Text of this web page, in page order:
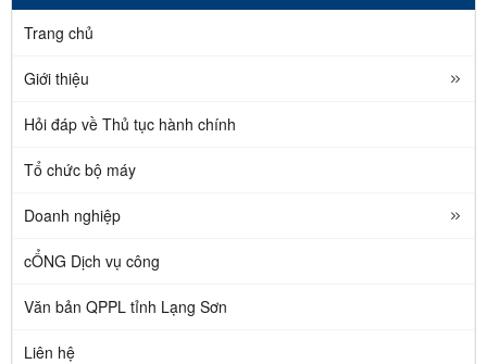
Trang chủ
Giới thiệu
Hỏi đáp về Thủ tục hành chính
Tổ chức bộ máy
Doanh nghiệp
cỔNG Dịch vụ công
Văn bản QPPL tỉnh Lạng Sơn
Liên hệ